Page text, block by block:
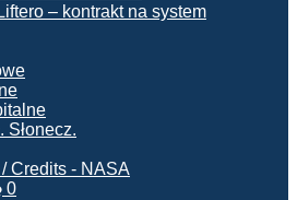
Liftero – kontrakt na system
Słonecz.
0